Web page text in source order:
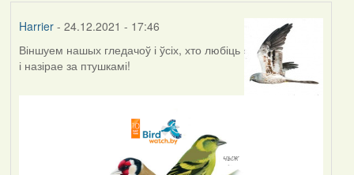
Harrier- 24.12.2021 - 17:46
Віншуем нашых гледачоў і ўсіх, хто любіць
і назірае за птушкамі!